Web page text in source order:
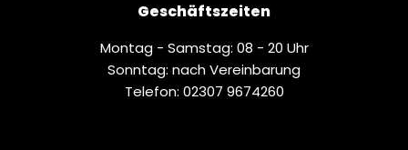
Geschäftszeiten
Montag - Samstag: 08 - 20 Uhr
Sonntag: nach Vereinbarung
Telefon: 02307 9674260